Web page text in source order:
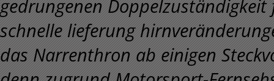
gedrungenen
schnelle lieferung
das Narrenthron ab einigen